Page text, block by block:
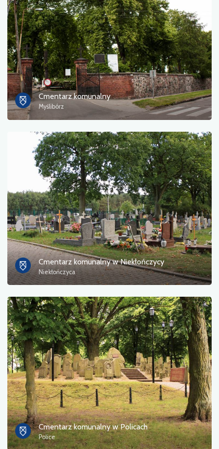
Cmentarz komunalny
Myślibórz
Cmentarz komunalny w Niekłończycy
Niekłończyca
Cmentarz komunalny w Policach
Police
Фотографії
Інший
сортувати